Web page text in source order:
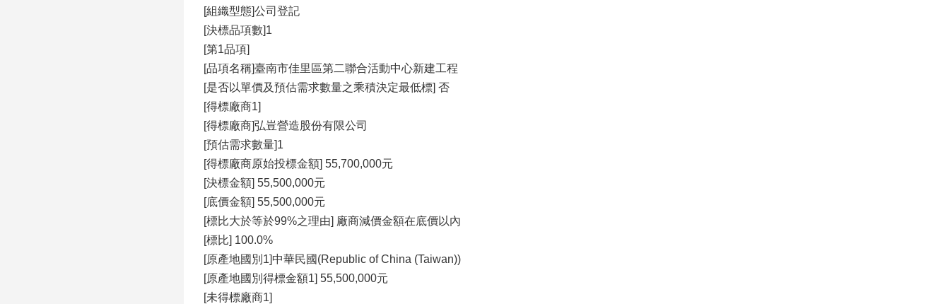
[組織型態]公司登記
[決標品項數]1
[第1品項]
[品項名稱]臺南市佳里區第二聯合活動中心新建工程
[是否以單價及預估需求數量之乘積決定最低標] 否
[得標廠商1]
[得標廠商]弘豈營造股份有限公司
[預估需求數量]1
[得標廠商原始投標金額] 55,700,000元
[決標金額] 55,500,000元
[底價金額] 55,500,000元
[標比大於等於99%之理由] 廠商減價金額在底價以內
[標比] 100.0%
[原產地國別1]中華民國(Republic of China (Taiwan))
[原產地國別得標金額1] 55,500,000元
[未得標廠商1]